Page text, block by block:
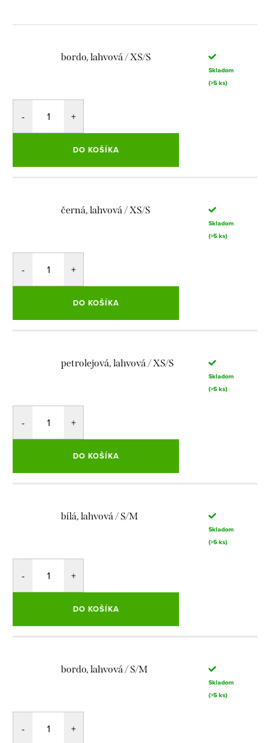
bordo, lahvová / XS/S
Skladom
(>5 ks)
DO KOŠÍKA
černá, lahvová / XS/S
Skladom
(>5 ks)
DO KOŠÍKA
petrolejová, lahvová / XS/S
Skladom
(>5 ks)
DO KOŠÍKA
bílá, lahvová / S/M
Skladom
(>5 ks)
DO KOŠÍKA
bordo, lahvová / S/M
Skladom
(>5 ks)